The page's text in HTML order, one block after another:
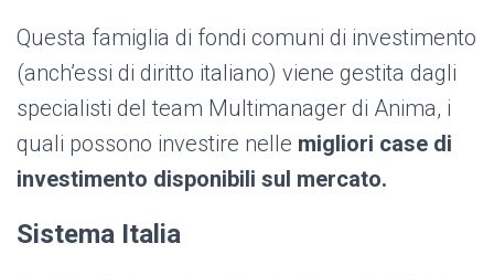
Questa famiglia di fondi comuni di investimento
(anch’essi di diritto italiano) viene gestita dagli
specialisti del team Multimanager di Anima, i
quali possono investire nelle migliori case di
investimento disponibili sul mercato.
Sistema Italia